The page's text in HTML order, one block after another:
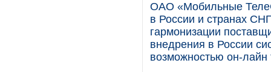
ОАО «Мобильные
в России и странах
гармонизации
внедрения в России
возможностью он-лайн